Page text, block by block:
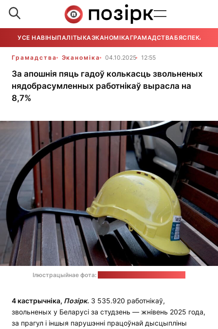
УСЕ НАВІНЫПАЛІТЫКАЭКАНОМІКАГРАМАДСТВАБЯСПЕКА
Грамадства Эканоміка 04.10.2025 12:55
За апошнія пяць гадоў колькасць звольненых
нядобрасумленных работнікаў вырасла на
8,7%
Ілюстрацыйнае фота:
4 кастрычніка, Позірк. З 535.920 работнікаў,
звольненых у Беларусі за студзень — жнівень 2025 года,
за прагул і іншыя парушэнні працоўнай дысцыпліны